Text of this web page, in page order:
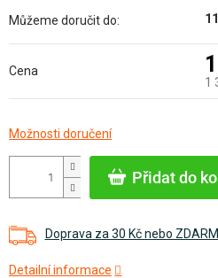
Přidat do
Doprava za 30 Kč nebo
Detailní informace
Můžeme doručit do:
Cena
1
Možnosti doručení